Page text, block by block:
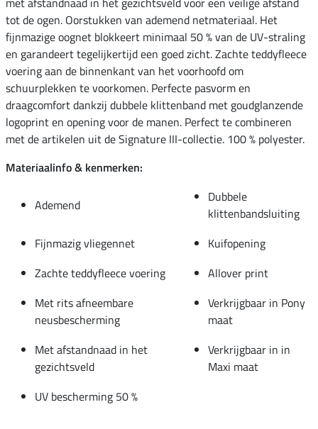
tot de ogen. Oorstukken van ademend netmateriaal. Het
fijnmazige oognet blokkeert minimaal 50 % van de UV-straling
en garandeert tegelijkertijd een goed zicht. Zachte teddyfleece
voering aan de binnenkant van het voorhoofd om
schuurplekken te voorkomen. Perfecte pasvorm en
draagcomfort dankzij dubbele klittenband met goudglanzende
logoprint en opening voor de manen. Perfect te combineren
met de artikelen uit de Signature III-collectie. 100 % polyester.
Materiaalinfo & kenmerken:
Ademend
Dubbele
klittenbandsluiting
Fijnmazig vliegennet
Kuifopening
Zachte teddyfleece voering
Allover print
Met rits afneembare
neusbescherming
Verkrijgbaar in Pony
maat
Met afstandnaad in het
gezichtsveld
Verkrijgbaar in in
Maxi maat
UV bescherming 50 %